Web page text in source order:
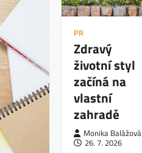
PR
Zdravý
životní styl
začíná na
vlastní
zahradě
Monika Balážová
26. 7. 2026